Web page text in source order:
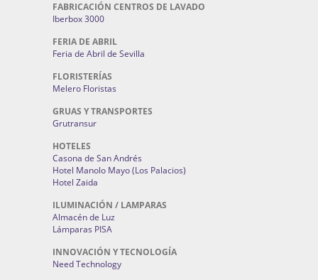
FABRICACIÓN CENTROS DE LAVADO
Iberbox 3000
FERIA DE ABRIL
Feria de Abril de Sevilla
FLORISTERÍAS
Melero Floristas
GRUAS Y TRANSPORTES
Grutransur
HOTELES
Casona de San Andrés
Hotel Manolo Mayo (Los Palacios)
Hotel Zaida
ILUMINACIÓN / LAMPARAS
Almacén de Luz
Lámparas PISA
INNOVACIÓN Y TECNOLOGÍA
Need Technology